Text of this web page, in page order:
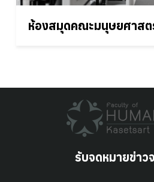
ห้องสมุดคณะมนุษยศาสต
รับจดหมายข่าว